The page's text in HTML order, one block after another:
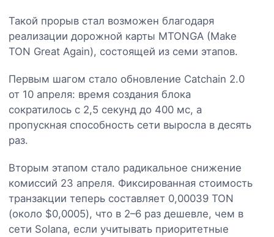
Такой прорыв стал возможен благодаря
реализации дорожной карты MTONGA (Make
TON Great Again), состоящей из семи этапов.
Первым шагом стало обновление Catchain 2.0
от 10 апреля: время создания блока
сократилось с 2,5 секунд до 400 мс, а
пропускная способность сети выросла в десять
раз.
Вторым этапом стало радикальное снижение
комиссий 23 апреля. Фиксированная стоимость
транзакции теперь составляет 0,00039 TON
(около $0,0005), что в 2–6 раз дешевле, чем в
сети Solana, если учитывать приоритетные